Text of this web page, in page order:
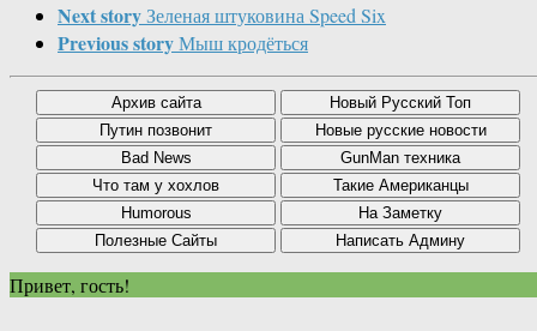
Next storyЗеленая штуковина Speed Six
Previous storyМыш кродёться
Привет, гость!